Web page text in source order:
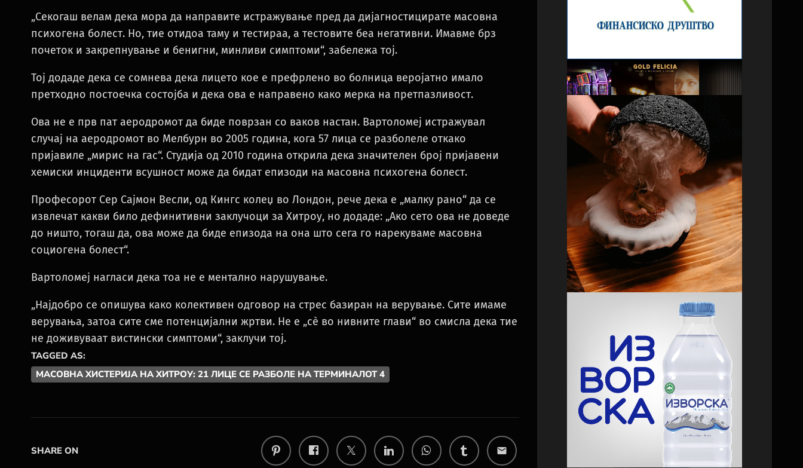
„Секогаш велам дека мора да направите истражување пред да дијагностицирате масовна
психогена болест. Но, тие отидоа таму и тестираа, а тестовите беа негативни. Имавме брз
почеток и закрепнување и бенигни, минливи симптоми“, забележа тој.
Тој додаде дека се сомнева дека лицето кое е префрлено во болница веројатно имало
претходно постоечка состојба и дека ова е направено како мерка на претпазливост.
Ова не е прв пат аеродромот да биде поврзан со ваков настан. Вартоломеј истражувал
случај на аеродромот во Мелбурн во 2005 година, кога 57 лица се разболеле откако
пријавиле „мирис на гас“. Студија од 2010 година открила дека значителен број пријавени
хемиски инциденти всушност може да бидат епизоди на масовна психогена болест.
Професорот Сер Сајмон Весли, од Кингс колеџ во Лондон, рече дека е „малку рано“ да се
извлечат какви било дефинитивни заклучоци за Хитроу, но додаде: „Ако сето ова не доведе
до ништо, тогаш да, ова може да биде епизода на она што сега го нарекуваме масовна
социогена болест“.
Вартоломеј нагласи дека тоа не е ментално нарушување.
„Најдобро се опишува како колективен одговор на стрес базиран на верување. Сите имаме
верувања, затоа сите сме потенцијални жртви. Не е „сè во нивните глави“ во смисла дека тие
не доживуваат вистински симптоми“, заклучи тој.
TAGGED AS:
МАСОВНА ХИСТЕРИЈА НА ХИТРОУ: 21 ЛИЦЕ СЕ РАЗБОЛЕ НА ТЕРМИНАЛОТ 4
SHARE ON email